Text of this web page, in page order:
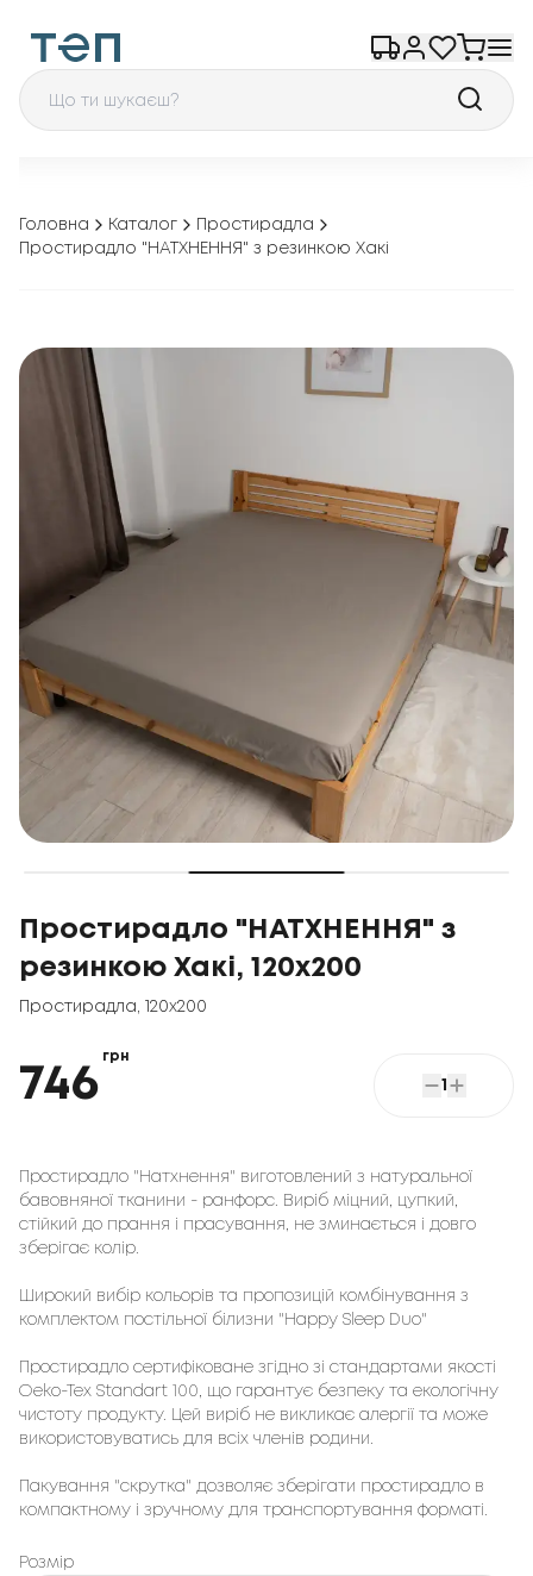
Головна Каталог
Простирадла
Простирадло "НАТХНЕННЯ" з резинкою Хакі
Простирадло "НАТХНЕННЯ" з
резинкою Хакі, 120x200
Простирадла 120x200
746
грн
1
Простирадло "Натхнення" виготовлений з натуральної
бавовняної тканини - ранфорс. Виріб міцний, цупкий,
стійкий до прання і прасування, не зминається і довго
зберігає колір.
Широкий вибір кольорів та пропозицій комбінування з
комплектом постільної білизни "Happy Sleep Duo"
Простирадло сертифіковане згідно зі стандартами якості
Oeko-Tex Standart 100, що гарантує безпеку та екологічну
чистоту продукту. Цей виріб не викликає алергії та може
використовуватись для всіх членів родини.
Пакування "скрутка" дозволяє зберігати простирадло в
компактному і зручному для транспортування форматі.
Розмір